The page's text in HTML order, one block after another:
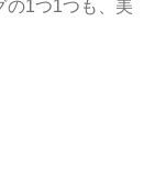
の1つ1つも、美